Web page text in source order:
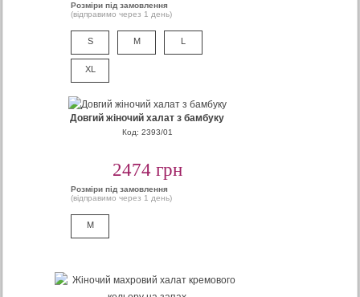
Розміри під замовлення
(відправимо через 1 день)
S M L
XL
Довгий жіночий халат з бамбуку
Код: 2393/01
2474 грн
Розміри під замовлення
(відправимо через 1 день)
M